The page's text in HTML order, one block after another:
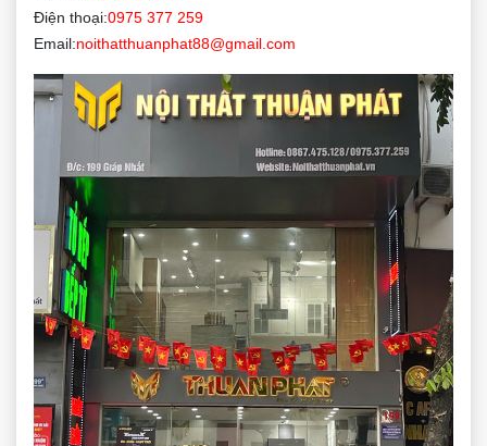
Điện thoại:0975 377 259
Email:noithatthuanphat88@gmail.com